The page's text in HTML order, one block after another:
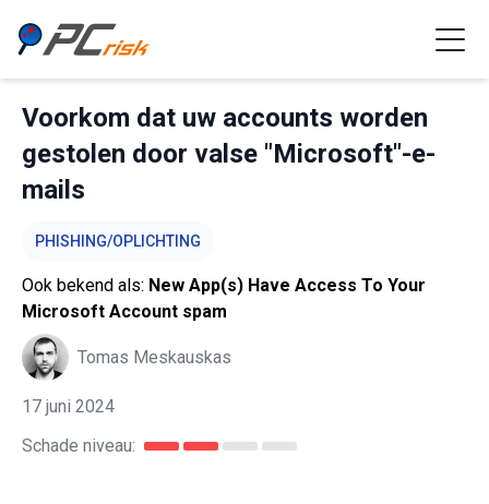
Voorkom dat uw accounts worden
gestolen door valse "Microsoft"-e-
mails
PHISHING/OPLICHTING
Ook bekend als: New App(s) Have Access To Your
Microsoft Account spam
Tomas Meskauskas
17 juni 2024
Schade niveau: